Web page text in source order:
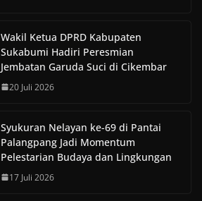
Wakil Ketua DPRD Kabupaten
Sukabumi Hadiri Peresmian
Jembatan Garuda Suci di Cikembar
20 Juli 2026
Syukuran Nelayan ke-69 di Pantai
Palangpang Jadi Momentum
Pelestarian Budaya dan Lingkungan
17 Juli 2026